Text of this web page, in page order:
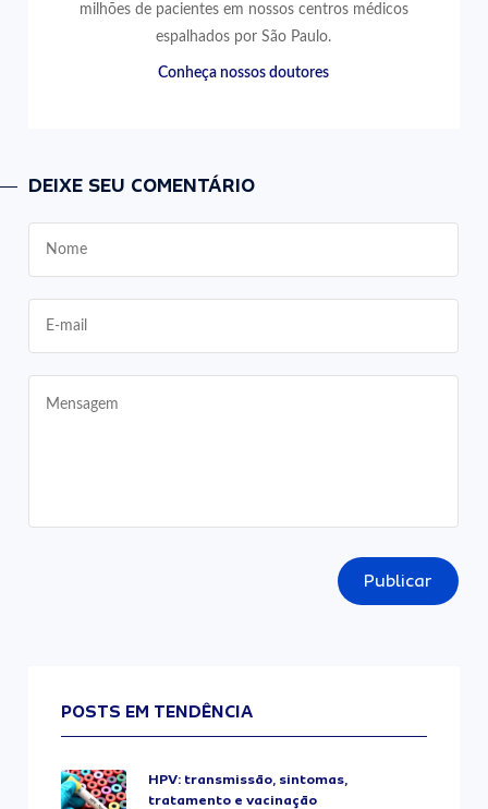
milhões de pacientes em nossos centros médicos
espalhados por São Paulo.
Conheça nossos doutores
DEIXE SEU COMENTÁRIO
Publicar
POSTS EM TENDÊNCIA
HPV: transmissão, sintomas,
tratamento e vacinação